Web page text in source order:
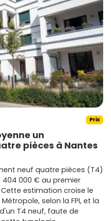
de foncier dans certaines
proches du
se valorisent mieux, tandis
pour optimiser
par la recherche de
et par l'attrait
à taille humaine de
profils de
par la proximité de
les étudiants et
Sud, et les jeunes
situées (T1/T2) à
se louent
séduisent les couples et
Prix
un
pièces à Nantes
neuf quatre pièces (T4)
000 € au premier
estimation croise le
selon la FPI, et la
T4 neuf, faute de